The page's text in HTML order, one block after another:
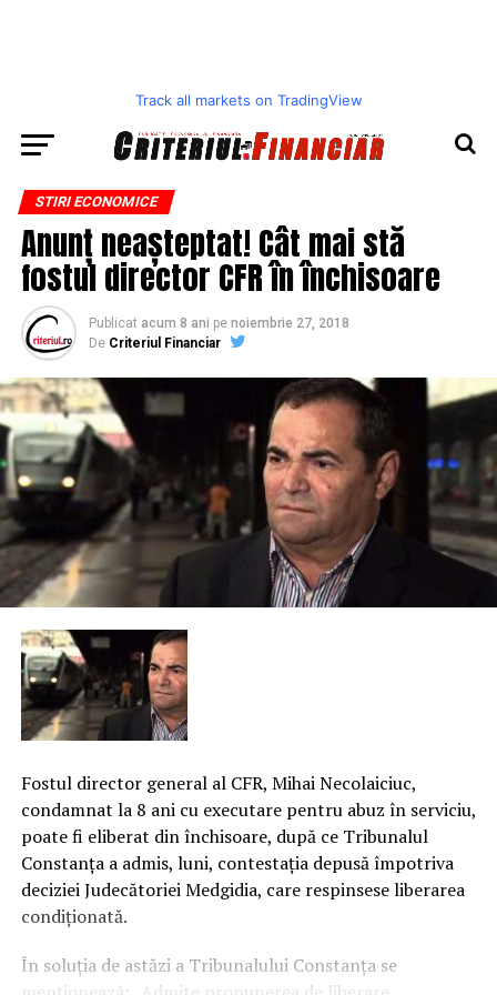
Track all markets on TradingView
STIRI ECONOMICE
Anunț neașteptat! Cât mai stă
fostul director CFR în închisoare
Publicat acum 8 ani pe noiembrie 27, 2018
De Criteriul Financiar
Fostul director general al CFR, Mihai Necolaiciuc,
condamnat la 8 ani cu executare pentru abuz în serviciu,
poate fi eliberat din închisoare, după ce Tribunalul
Constanţa a admis, luni, contestaţia depusă împotriva
deciziei Judecătoriei Medgidia, care respinsese liberarea
condiţionată.
În soluţia de astăzi a Tribunalului Constanţa se